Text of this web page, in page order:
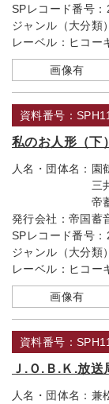
SPレコード番号：
ジャンル（大分類
レーベル： ヒコー
画像有
資料番号：
私のお人形（下）
人名・団体名： 園
三
帝
発行会社： 帝国蓄
SPレコード番号：
ジャンル（大分類
レーベル： ヒコー
画像有
資料番号：
Ｊ.Ｏ.Ｂ.Ｋ.放送
人名・団体名： 兼